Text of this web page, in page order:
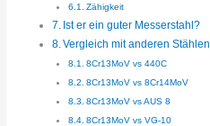
Zähigkeit
Ist er ein guter Messerstahl?
Vergleich mit anderen Stählen
8Cr13MoV vs 440C
8Cr13MoV vs 8Cr14MoV
8Cr13MoV vs AUS 8
8Cr13MoV vs VG-10